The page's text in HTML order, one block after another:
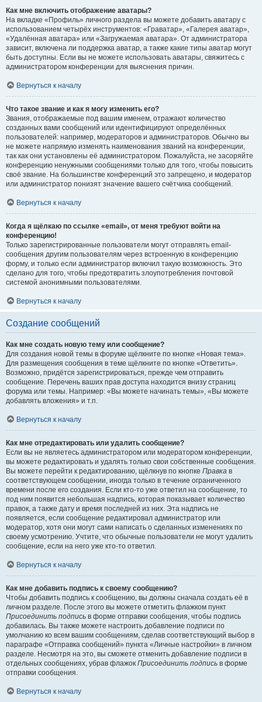
Как мне включить отображение аватары?
На вкладке «Профиль» личного раздела вы можете добавить аватару с
использованием четырёх инструментов: «Граватар», «Галерея аватар»,
«Удалённая аватара» или «Загружаемая аватара». От администратора
зависит, включена ли поддержка аватар, а также какие типы аватар могут
быть доступны. Если вы не можете использовать аватары, свяжитесь с
администратором конференции для выяснения причин.
Вернуться к началу
Что такое звание и как я могу изменить его?
Звания, отображаемые под вашим именем, отражают количество
созданных вами сообщений или идентифицируют определённых
пользователей: например, модераторов и администраторов. Обычно вы
не можете напрямую изменять наименования званий на конференции,
так как они установлены её администратором. Пожалуйста, не засоряйте
конференцию ненужными сообщениями только для того, чтобы повысить
своё звание. На большинстве конференций это запрещено, и модератор
или администратор понизят значение вашего счётчика сообщений.
Вернуться к началу
Когда я щёлкаю по ссылке «email», от меня требуют войти на
конференцию!
Только зарегистрированные пользователи могут отправлять email-
сообщения другим пользователям через встроенную в конференцию
форму, и только если администратор включил такую возможность. Это
сделано для того, чтобы предотвратить злоупотребления почтовой
системой анонимными пользователями.
Вернуться к началу
Создание сообщений
Как мне создать новую тему или сообщение?
Для создания новой темы в форуме щёлкните по кнопке «Новая тема».
Для размещения сообщения в теме щёлкните по кнопке «Ответить».
Возможно, придётся зарегистрироваться, прежде чем отправить
сообщение. Перечень ваших прав доступа находится внизу страниц
форума или темы. Например: «Вы можете начинать темы», «Вы можете
добавлять вложения» и т.п.
Вернуться к началу
Как мне отредактировать или удалить сообщение?
Если вы не являетесь администратором или модератором конференции,
вы можете редактировать и удалять только свои собственные сообщения.
Вы можете перейти к редактированию, щёлкнув по кнопке Правка в
соответствующем сообщении, иногда только в течение ограниченного
времени после его создания. Если кто-то уже ответил на сообщение, то
под ним появится небольшая надпись, которая показывает количество
правок, а также дату и время последней из них. Эта надпись не
появляется, если сообщение редактировал администратор или
модератор, хотя они могут сами написать о сделанных изменениях по
своему усмотрению. Учтите, что обычные пользователи не могут удалить
сообщение, если на него уже кто-то ответил.
Вернуться к началу
Как мне добавить подпись к своему сообщению?
Чтобы добавить подпись к сообщению, вы должны сначала создать её в
личном разделе. После этого вы можете отметить флажком пункт
Присоединить подпись в форме отправки сообщения, чтобы подпись
добавилась. Вы также можете настроить добавление подписи по
умолчанию ко всем вашим сообщениям, сделав соответствующий выбор в
параграфе «Отправка сообщений» пункта «Личные настройки» в личном
разделе. Несмотря на это, вы сможете отменить добавление подписи в
отдельных сообщениях, убрав флажок Присоединить подпись в форме
отправки сообщения.
Вернуться к началу